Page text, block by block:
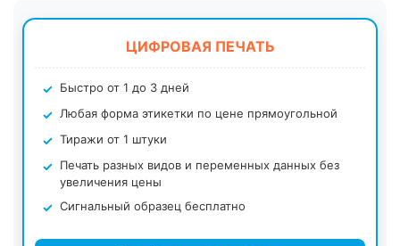
ЦИФРОВАЯ ПЕЧАТЬ
Быстро от 1 до 3 дней
Любая форма этикетки по цене прямоугольной
Тиражи от 1 штуки
Печать разных видов и переменных данных без
увеличения цены
Сигнальный образец бесплатно